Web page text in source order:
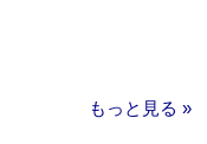
もっと見る »